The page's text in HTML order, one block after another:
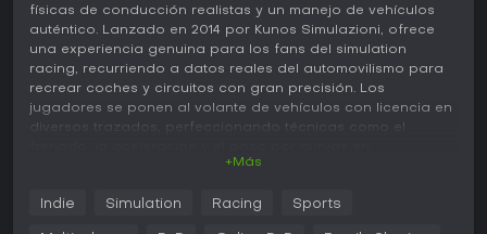
físicas de conducción realistas y un manejo de vehículos
auténtico. Lanzado en 2014 por Kunos Simulazioni, ofrece
una experiencia genuina para los fans del simulation
racing, recurriendo a datos reales del automovilismo para
recrear coches y circuitos con gran precisión. Los
jugadores se ponen al volante de vehículos con licencia en
diversos trazados, perfeccionando técnicas como el
condiciones simuladas fieles a la realidad.
Jugabilidad
+Más
Indie Simulation Racing Sports